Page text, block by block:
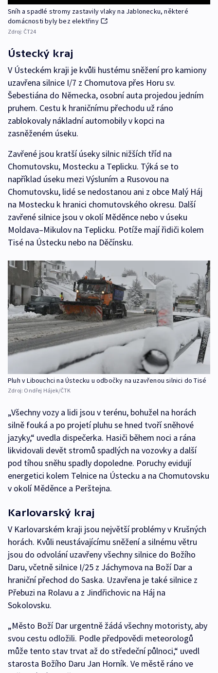
Sníh a spadlé stromy zastavily vlaky na Jablonecku, některé
domácnosti byly bez elektřiny
Zdroj: ČT24
Ústecký kraj
V Ústeckém kraji je kvůli hustému sněžení pro kamiony
uzavřena silnice I/7 z Chomutova přes Horu sv.
Šebestiána do Německa, osobní auta projedou jedním
pruhem. Cestu k hraničnímu přechodu už ráno
zablokovaly nákladní automobily v kopci na
zasněženém úseku.
Zavřené jsou kratší úseky silnic nižších tříd na
Chomutovsku, Mostecku a Teplicku. Týká se to
například úseku mezi Výsluním a Rusovou na
Chomutovsku, lidé se nedostanou ani z obce Malý Háj
na Mostecku k hranici chomutovského okresu. Další
zavřené silnice jsou v okolí Měděnce nebo v úseku
Moldava–Mikulov na Teplicku. Potíže mají řidiči kolem
Tisé na Ústecku nebo na Děčínsku.
Pluh v Libouchci na Ústecku u odbočky na uzavřenou silnici do Tisé
Zdroj: Ondřej Hájek/ČTK
„Všechny vozy a lidi jsou v terénu, bohužel na horách
silně fouká a po projetí pluhu se hned tvoří sněhové
jazyky,“ uvedla dispečerka. Hasiči během noci a rána
likvidovali devět stromů spadlých na vozovky a další
pod tíhou sněhu spadly dopoledne. Poruchy evidují
energetici kolem Telnice na Ústecku a na Chomutovsku
v okolí Měděnce a Perštejna.
Karlovarský kraj
V Karlovarském kraji jsou největší problémy v Krušných
horách. Kvůli neustávajícímu sněžení a silnému větru
jsou do odvolání uzavřeny všechny silnice do Božího
Daru, včetně silnice I/25 z Jáchymova na Boží Dar a
hraniční přechod do Saska. Uzavřena je také silnice z
Přebuzi na Rolavu a z Jindřichovic na Háj na
Sokolovsku.
„Město Boží Dar urgentně žádá všechny motoristy, aby
svou cestu odložili. Podle předpovědi meteorologů
může tento stav trvat až do středeční půlnoci,“ uvedl
starosta Božího Daru Jan Horník. Ve městě ráno ve